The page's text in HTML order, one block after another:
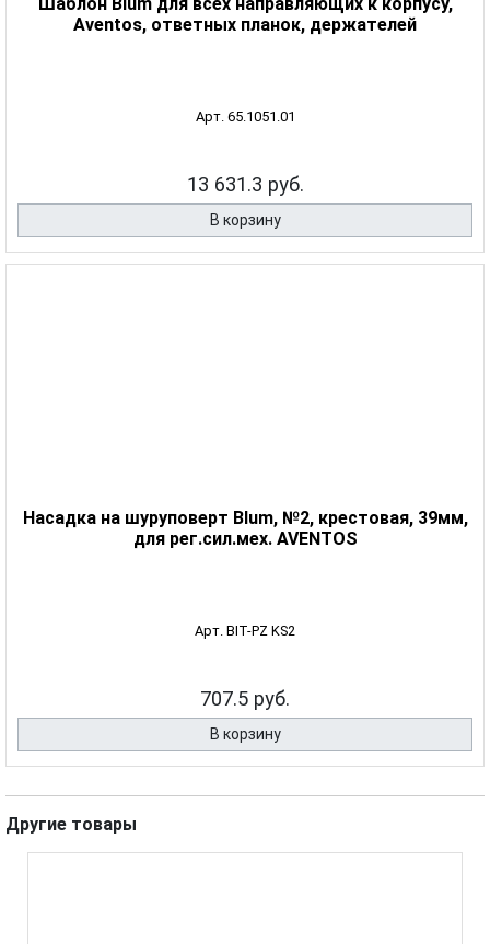
Aventos, ответных планок, держателей
Арт. 65.1051.01
13 631.3 руб.
В корзину
Насадка на шуруповерт Blum, №2, крестовая, 39мм,
для рег.сил.мех. AVENTOS
Арт. BIT-PZ KS2
707.5 руб.
В корзину
Другие товары